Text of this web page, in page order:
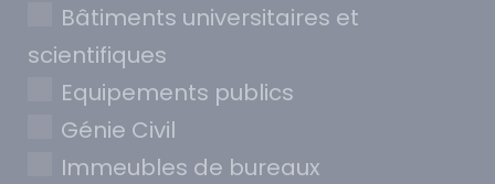
Bâtiments universitaires et
scientifiques
Equipements publics
Génie Civil
Immeubles de bureaux